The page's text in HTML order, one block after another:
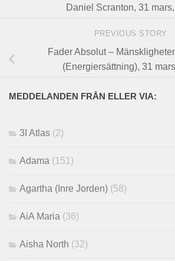
Daniel Scranton, 31
PREVIOUS STORY
Fader Absolut –
(Energiersättning), 31
MEDDELANDEN FRÅN ELLER VIA:
3I Atlas (2)
Adama (151)
Agartha (Inre Jorden) (58)
AiA Maria (36)
Aisha North (32)